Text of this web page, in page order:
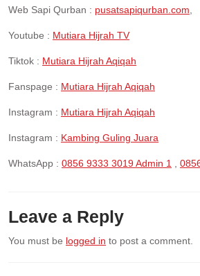
Web Sapi Qurban : pusatsapiqurban.com
Youtube : Mutiara Hijrah TV
Tiktok : Mutiara Hijrah Aqiqah
Fanspage : Mutiara Hijrah Aqiqah
Instagram : Mutiara Hijrah Aqiqah
Instagram : Kambing Guling Juara
WhatsApp : 0856 9333 3019 Admin 1
Leave a Reply
You must be logged in to post a comment.